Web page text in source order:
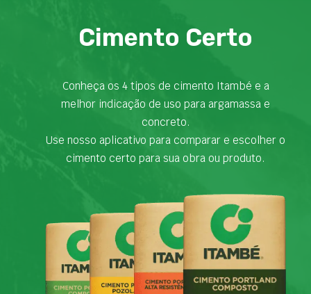
Cimento Certo
Conheça os 4 tipos de cimento Itambé e a
melhor indicação de uso para argamassa e
concreto.
Use nosso aplicativo para comparar e escolher o
cimento certo para sua obra ou produto.